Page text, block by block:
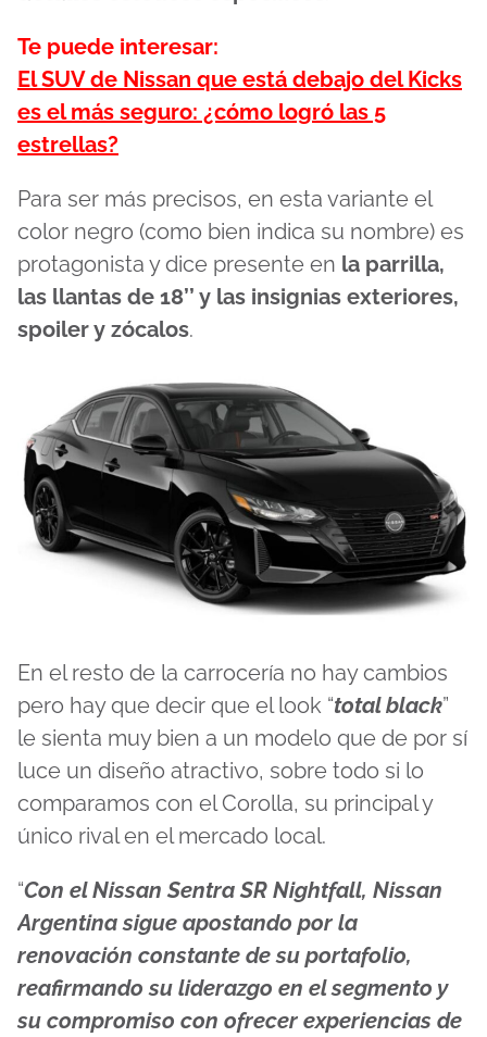
Te puede interesar:
El SUV de Nissan que está debajo del Kicks
es el más seguro: ¿cómo logró las 5
estrellas?
Para ser más precisos, en esta variante el
color negro (como bien indica su nombre) es
protagonista y dice presente en la parrilla,
las llantas de 18’’ y las insignias exteriores,
spoiler y zócalos.
En el resto de la carrocería no hay cambios
pero hay que decir que el look “total black”
le sienta muy bien a un modelo que de por sí
luce un diseño atractivo, sobre todo si lo
comparamos con el Corolla, su principal y
único rival en el mercado local.
“Con el Nissan Sentra SR Nightfall, Nissan
Argentina sigue apostando por la
renovación constante de su portafolio,
reafirmando su liderazgo en el segmento y
su compromiso con ofrecer experiencias de